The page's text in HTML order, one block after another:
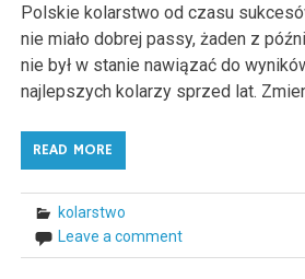
Polskie kolarstwo od czasu
nie miało dobrej passy, żaden z
nie był w stanie nawiązać do
najlepszych kolarzy sprzed lat.
READ MORE
kolarstwo
Leave a comment